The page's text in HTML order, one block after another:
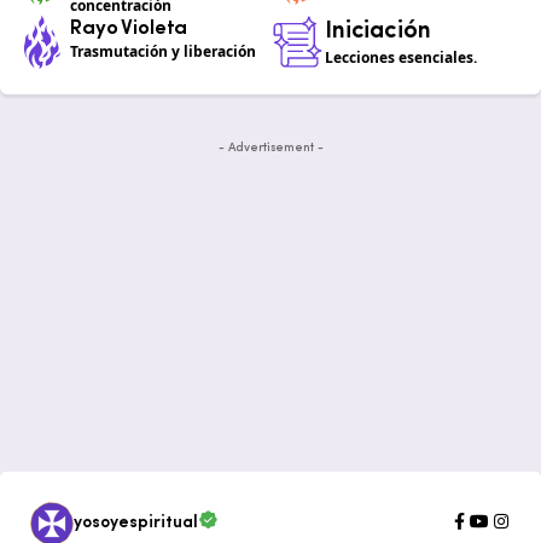
concentración
Rayo Violeta
Trasmutación y liberación
Iniciación
Lecciones esenciales.
- Advertisement -
yosoyespiritual